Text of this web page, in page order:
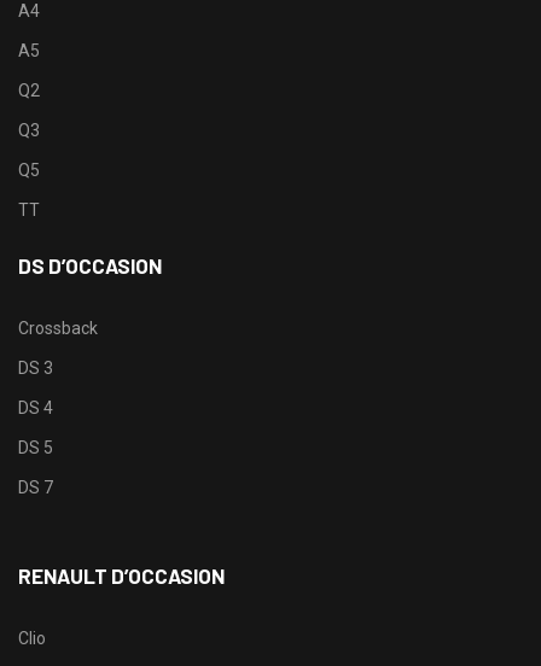
A4
A5
Q2
Q3
Q5
TT
DS D’OCCASION
Crossback
DS 3
DS 4
DS 5
DS 7
RENAULT D’OCCASION
Clio